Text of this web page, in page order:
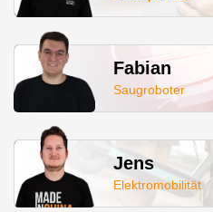
Fabian
Saugroboter
Jens
Elektromobilität